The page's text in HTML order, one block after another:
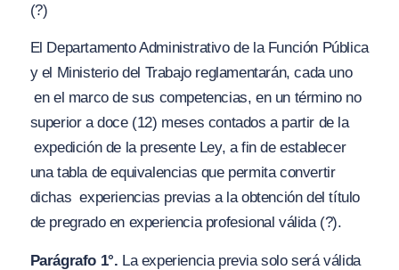
(?)
El Departamento Administrativo de la Función Pública
y el Ministerio del Trabajo reglamentarán, cada uno
en el marco de sus competencias, en un término no
superior a doce (12) meses contados a partir de la
expedición de la presente Ley, a fin de establecer
una tabla de equivalencias que permita convertir
dichas experiencias previas a la obtención del título
de pregrado en experiencia profesional válida (?).
Parágrafo 1°. La experiencia previa solo será válida